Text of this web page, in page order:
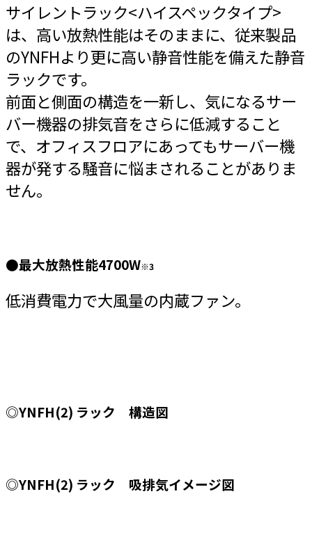
サイレントラック<ハイスペックタイプ>
は、高い放熱性能はそのままに、従来製品
のYNFHより更に高い静音性能を備えた静音
ラックです。
前面と側面の構造を一新し、気になるサー
バー機器の排気音をさらに低減すること
で、オフィスフロアにあってもサーバー機
器が発する騒音に悩まされることがありま
せん。
●最大放熱性能4700W※3
低消費電力で大風量の内蔵ファン。
◎YNFH(2) ラック 構造図
◎YNFH(2) ラック 吸排気イメージ図